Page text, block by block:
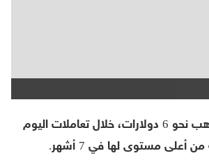
تراجعت أسعار الذهب نحو 6 دولارات، خلال تعاملات اليوم
أعلى مستوى لها في 7 أشهر.